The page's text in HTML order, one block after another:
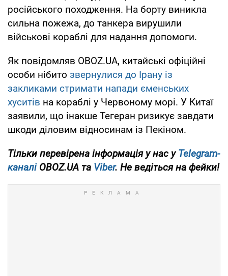
російського походження. На борту виникла
сильна пожежа, до танкера вирушили
військові кораблі для надання допомоги.
Як повідомляв OBOZ.UA, китайські офіційні
особи нібито звернулися до Ірану із
закликами стримати напади єменських
хуситів на кораблі у Червоному морі. У Китаї
заявили, що інакше Тегеран ризикує завдати
шкоди діловим відносинам із Пекіном.
Тільки перевірена інформація у нас уTelegram-
каналіOBOZ.UA та Viber. Не ведіться на фейки!